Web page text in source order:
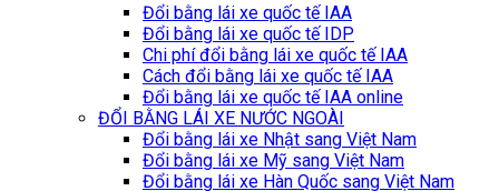
Đổi bằng lái xe quốc tế IAA
Đổi bằng lái xe quốc tế IDP
Chi phí đổi bằng lái xe quốc tế IAA
Cách đổi bằng lái xe quốc tế IAA
Đổi bằng lái xe quốc tế IAA online
ĐỔI BẰNG LÁI XE NƯỚC NGOÀI
Đổi bằng lái xe Nhật sang Việt Nam
Đổi bằng lái xe Mỹ sang Việt Nam
Đổi bằng lái xe Hàn Quốc sang Việt Nam